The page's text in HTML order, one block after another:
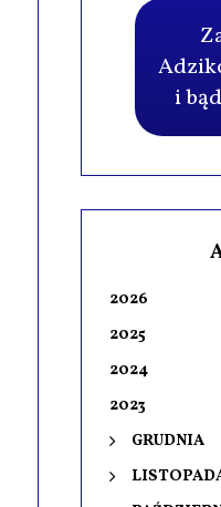
i
2026
2025
2024
2023
GRUDNIA